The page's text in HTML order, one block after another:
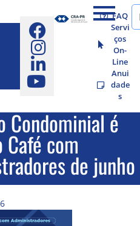
FAQ
Servi
ços
On-
Line
Anui
dade
s
Condominial é
com
de junho